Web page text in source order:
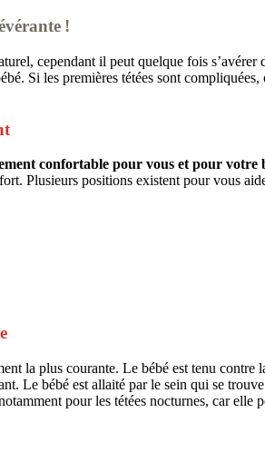
!
cependant il peut quelque fois
Si les premières tétées sont
confortable pour vous et pour votre
Plusieurs positions existent pour vous
la plus courante. Le bébé est tenu
Le bébé est allaité par le sein qui se
pour les tétées nocturnes, car elle